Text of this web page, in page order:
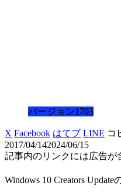
バージョン1703
X Facebook はてブ LINE コ
2017/04/142024/06/15
記事内のリンクには広告が
Windows 10 Creators